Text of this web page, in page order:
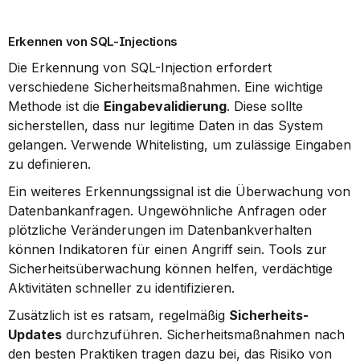
Erkennen von SQL-Injections
Die Erkennung von SQL-Injection erfordert
verschiedene Sicherheitsmaßnahmen. Eine wichtige
Methode ist die Eingabevalidierung. Diese sollte
sicherstellen, dass nur legitime Daten in das System
gelangen. Verwende Whitelisting, um zulässige Eingaben
zu definieren.
Ein weiteres Erkennungssignal ist die Überwachung von
Datenbankanfragen. Ungewöhnliche Anfragen oder
plötzliche Veränderungen im Datenbankverhalten
können Indikatoren für einen Angriff sein. Tools zur
Sicherheitsüberwachung können helfen, verdächtige
Aktivitäten schneller zu identifizieren.
Zusätzlich ist es ratsam, regelmäßig Sicherheits-
Updates durchzuführen. Sicherheitsmaßnahmen nach
den besten Praktiken tragen dazu bei, das Risiko von